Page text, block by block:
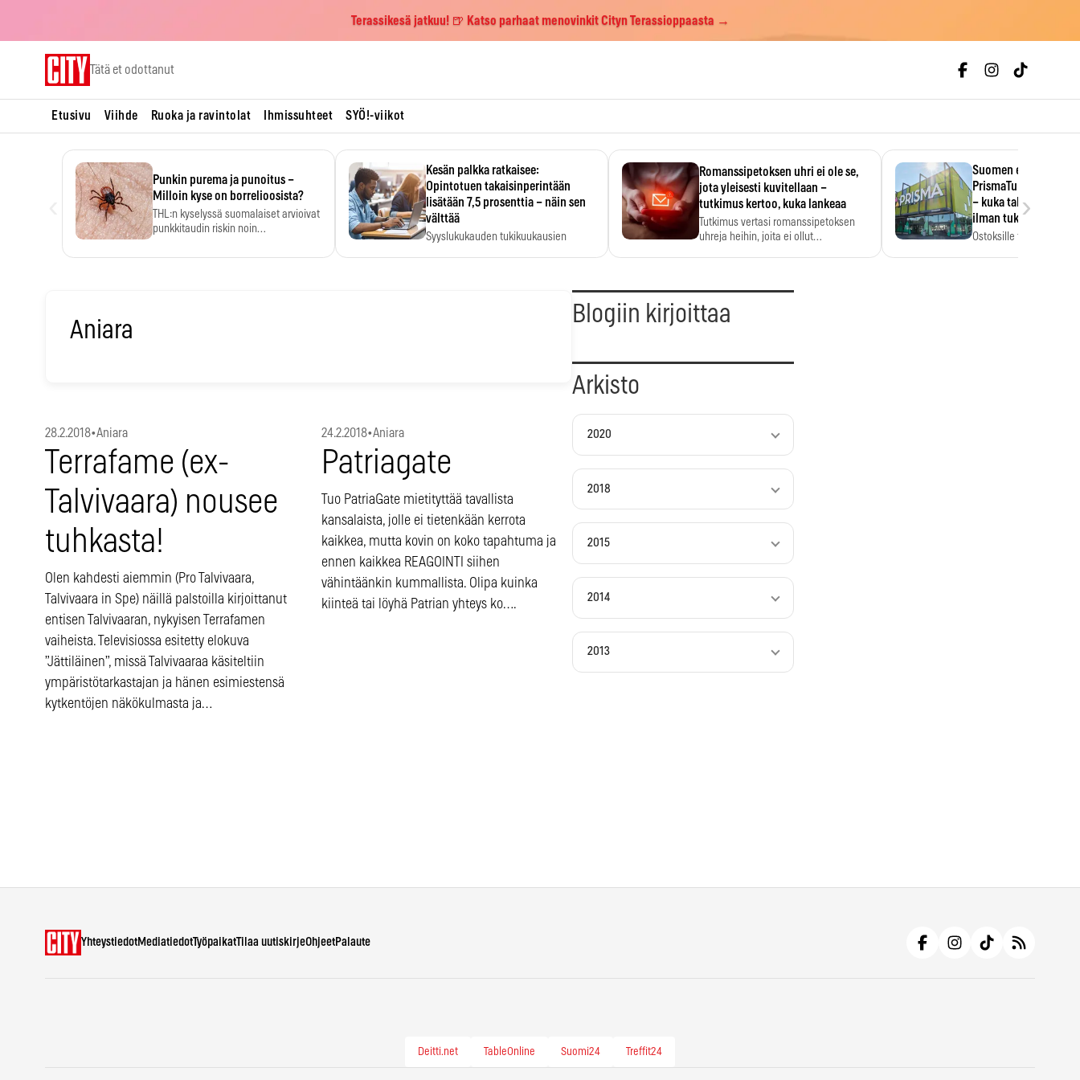
Terassikesä jatkuu! 🍺 Katso parhaat menovinkit Cityn Terassioppaasta →
Tätä et odottanut
Etusivu Viihde Ruoka ja ravintolat Ihmissuhteet SYÖ!-viikot
Punkin purema ja punoitus –
Milloin kyse on borrelioosista?
THL:n kyselyssä suomalaiset arvioivat
punkkitaudin riskin noin
Kesän palkka ratkaisee:
Opintotuen takaisinperintään
lisätään 7,5 prosenttia – näin sen
välttää
Syyslukukauden tukikuukausien
Romanssipetoksen uhri ei ole se,
jota yleisesti kuvitellaan –
tutkimus kertoo, kuka lankeaa
Tutkimus vertasi romanssipetoksen
uhreja heihin, joita ei ollut…
Suomen
PrismaTukku avautui
– kuka tahansa
ilman tukkukorttia
Ostoksille tarvitse
›
Aniara
28.2.2018•Aniara
Terrafame (ex-
Talvivaara) nousee
tuhkasta!
Olen kahdesti aiemmin (Pro Talvivaara,
Talvivaara in Spe) näillä palstoilla kirjoittanut
entisen Talvivaaran, nykyisen Terrafamen
vaiheista. Televisiossa esitetty elokuva
”Jättiläinen”, missä Talvivaaraa käsiteltiin
ympäristötarkastajan ja hänen esimiestensä
kytkentöjen näkökulmasta ja…
24.2.2018•Aniara
Patriagate
Tuo PatriaGate mietityttää tavallista
kansalaista, jolle ei tietenkään kerrota
kaikkea, mutta kovin on koko tapahtuma ja
ennen kaikkea REAGOINTI siihen
vähintäänkin kummallista. Olipa kuinka
kiinteä tai löyhä Patrian yhteys ko….
Blogiin kirjoittaa
Arkisto
2020
2018
2015
2014
2013
YhteystiedotMediatiedotTyöpaikatTilaa uutiskirjeOhjeetPalaute
Deitti.net TableOnline Suomi24 Treffit24